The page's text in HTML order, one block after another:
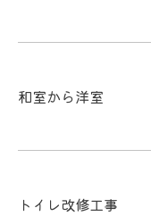
和室から洋室
トイレ改修工事